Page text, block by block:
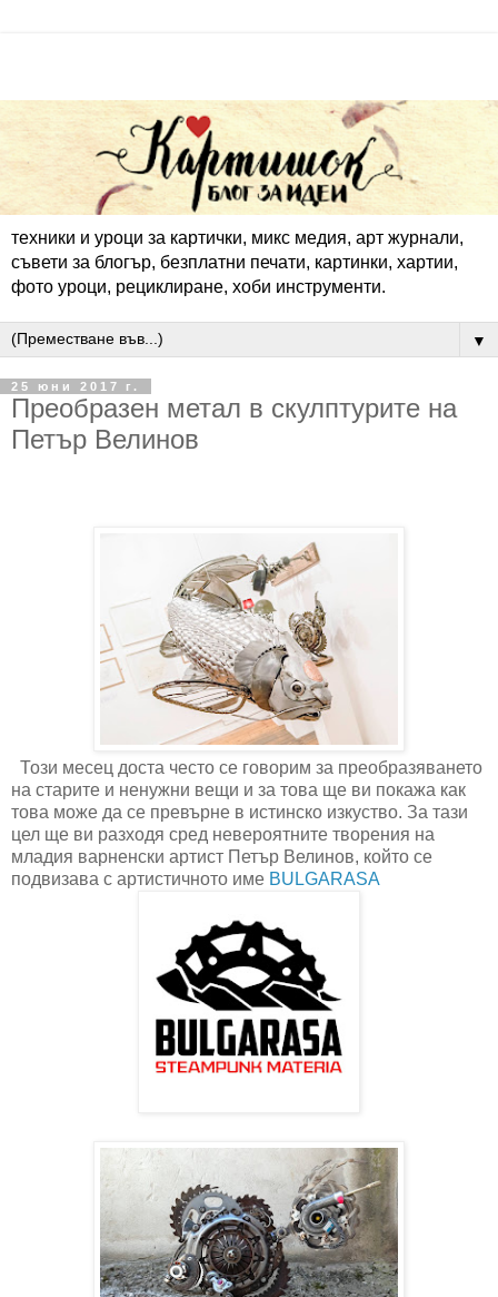
техники и уроци за картички, микс медия, арт журнали,
съвети за блогър, безплатни печати, картинки, хартии,
фото уроци, рециклиране, хоби инструменти.
▼
25 юни 2017 г.
Преобразен метал в скулптурите на
Петър Велинов
Този месец доста често се говорим за преобразяването
на старите и ненужни вещи и за това ще ви покажа как
това може да се превърне в истинско изкуство. За тази
цел ще ви разходя сред невероятните творения на
младия варненски артист Петър Велинов, който се
подвизава с артистичното име BULGARASA